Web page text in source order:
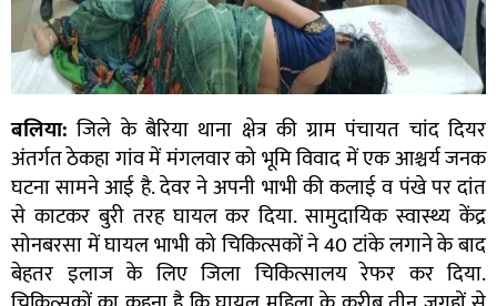
बलिया: जिले के बैरिया थाना क्षेत्र की ग्राम पंचायत चांद दियर
अंतर्गत ठेकहा गांव में मंगलवार को भूमि विवाद में एक आश्चर्य जनक
घटना सामने आई है. देवर ने अपनी भाभी की कलाई व पंखे पर दांत
से काटकर बुरी तरह घायल कर दिया. सामुदायिक स्वास्थ्य केंद्र
सोनबरसा में घायल भाभी को चिकित्सकों ने 40 टांके लगाने के बाद
बेहतर इलाज के लिए जिला चिकित्सालय रेफर कर दिया.